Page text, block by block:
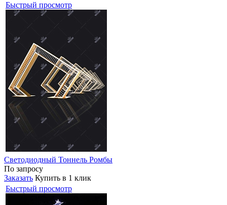
Быстрый просмотр
Светодиодный Тоннель Ромбы
По запросу
Заказать Купить в 1 клик
Быстрый просмотр